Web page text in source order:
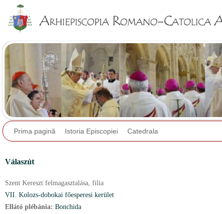
Prima pagină Istoria Episcopiei Catedrala
Válaszút
Szent Kereszt felmagasztalása, filia
VII. Kolozs-dobokai főesperesi kerület
Ellátó plébánia: Bonchida